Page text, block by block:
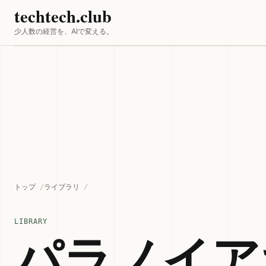
techtech.club
少人数の経営を、AIで変える。
トップ ライブラリ
LIBRARY